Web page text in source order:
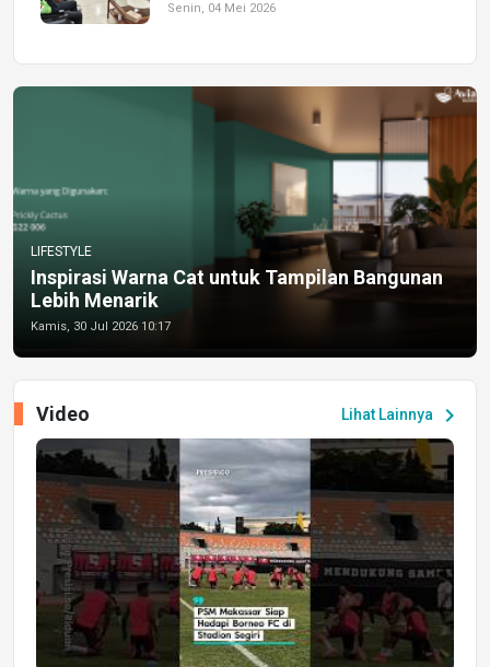
Senin, 04 Mei 2026
LIFESTYLE
Inspirasi Warna Cat untuk Tampilan Bangunan
Lebih Menarik
Kamis, 30 Jul 2026 10:17
Lihat Lainnya chevron_right
Video